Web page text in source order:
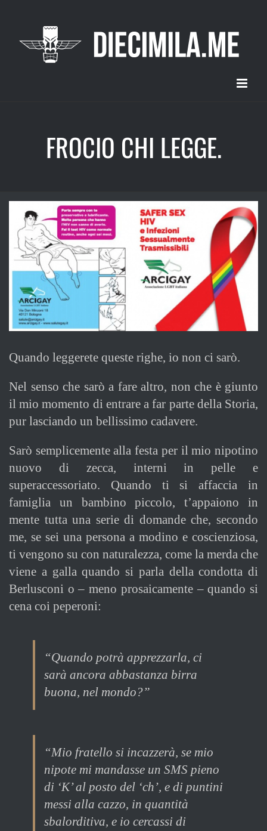
contenuto
FROCIO CHI LEGGE.
Ingrandisci
immagine
Quando leggerete queste righe, io non ci sarò.
Nel senso che sarò a fare altro, non che è giunto
il mio momento di entrare a far parte della Storia,
pur lasciando un bellissimo cadavere.
Sarò semplicemente alla festa per il mio nipotino
nuovo di zecca, interni in pelle e
superaccessoriato. Quando ti si affaccia in
famiglia un bambino piccolo, t’appaiono in
mente tutta una serie di domande che, secondo
me, se sei una persona a modino e coscienziosa,
ti vengono su con naturalezza, come la merda che
viene a galla quando si parla della condotta di
Berlusconi o – meno prosaicamente – quando si
cena coi peperoni:
“Quando potrà apprezzarla, ci
sarà ancora abbastanza birra
buona, nel mondo?”
“Mio fratello si incazzerà, se mio
nipote mi mandasse un SMS pieno
di ‘K’ al posto del ‘ch’, e di puntini
messi alla cazzo, in quantità
sbalorditiva, e io cercassi di